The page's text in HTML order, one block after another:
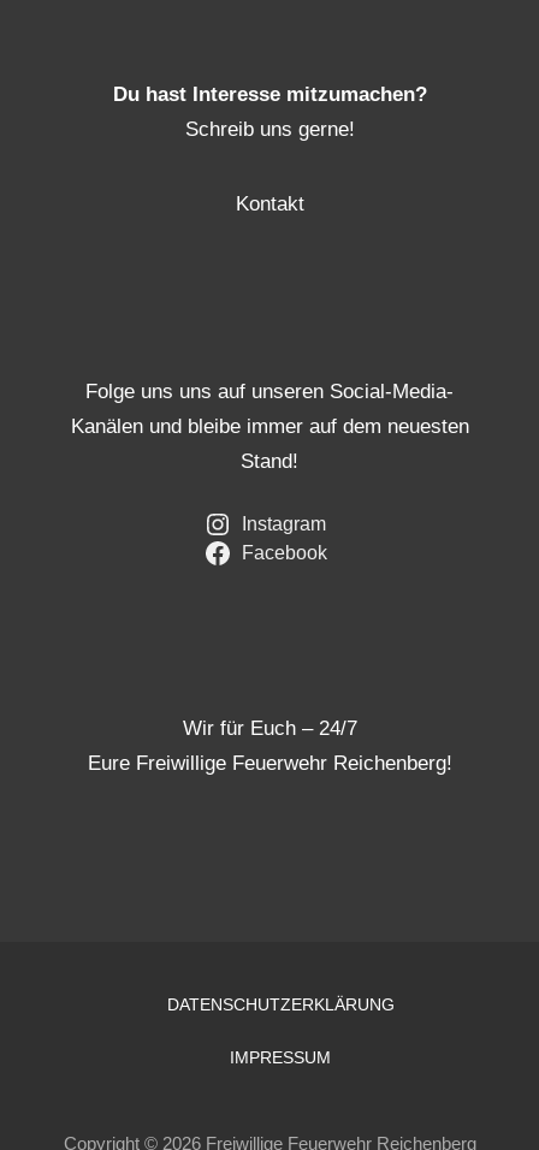
Du hast Interesse mitzumachen?
Schreib uns gerne!
Kontakt
Folge uns uns auf unseren Social-Media-
Kanälen und bleibe immer auf dem neuesten
Stand!
Instagram
Facebook
Wir für Euch – 24/7
Eure Freiwillige Feuerwehr Reichenberg!
DATENSCHUTZERKLÄRUNG
IMPRESSUM
Copyright © 2026 Freiwillige Feuerwehr Reichenberg